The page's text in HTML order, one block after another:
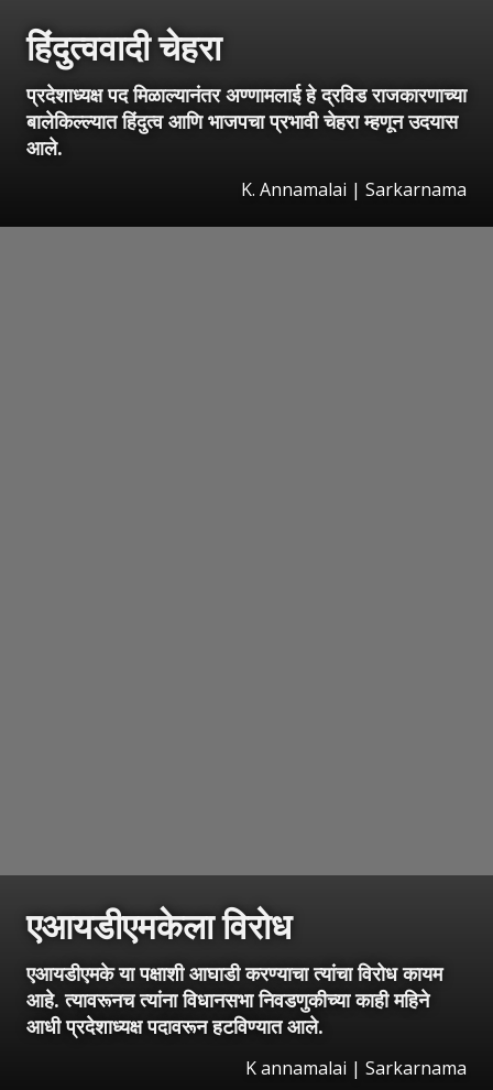
हिंदुत्ववादी चेहरा
प्रदेशाध्यक्ष पद मिळाल्यानंतर अण्णामलाई हे द्रविड राजकारणाच्या
बालेकिल्ल्यात हिंदुत्व आणि भाजपचा प्रभावी चेहरा म्हणून उदयास
आले.
K. Annamalai | Sarkarnama
एआयडीएमकेला विरोध
एआयडीएमके या पक्षाशी आघाडी करण्याचा त्यांचा विरोध कायम
आहे. त्यावरूनच त्यांना विधानसभा निवडणुकीच्या काही महिने
आधी प्रदेशाध्यक्ष पदावरून हटविण्यात आले.
K annamalai | Sarkarnama